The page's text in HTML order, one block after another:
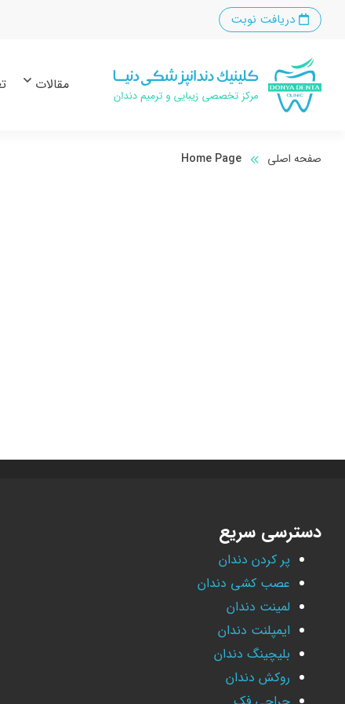
دریافت نوبت
مقالات
صفحه اصلی Home Page
دسترسی سریع
پر کردن دندان
عصب کشی دندان
لمینت دندان
ایمپلنت دندان
بلیچینگ دندان
روکش دندان